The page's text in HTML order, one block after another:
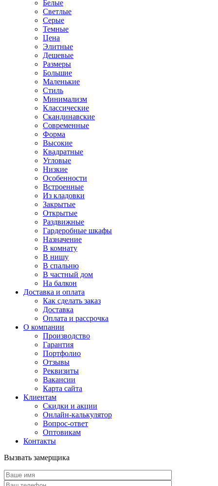
Белые
Светлые
Серые
Темные
Цена
Элитные
Дешевые
Размеры
Большие
Маленькие
Стиль
Минимализм
Классические
Скандинавские
Современные
Форма
Высокие
Квадратные
Угловые
Низкие
Особенности
Встроенные
Из кладовки
Закрытые
Открытые
Раздвижные
Гардеробные шкафы
Назначение
В комнату
В нишу
В спальню
В частный дом
На балкон
Доставка и оплата
Как сделать заказ
Доставка
Оплата и рассрочка
О компании
Производство
Гарантия
Портфолио
Отзывы
Реквизиты
Вакансии
Карта сайта
Клиентам
Скидки и акции
Онлайн-калькулятор
Вопрос-ответ
Оптовикам
Контакты
Вызвать замерщика